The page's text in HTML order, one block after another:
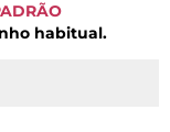
habitual.